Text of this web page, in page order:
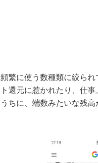
繁に使う数種類に絞ら
還元に惹かれたり、仕
ちに、端数みたいな残